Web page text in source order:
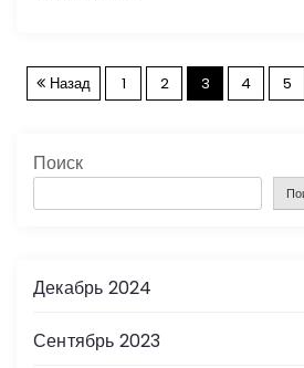
П
г
Назад 1 2 3 4 5
Поиск
Декабрь 2024
Сентябрь 2023